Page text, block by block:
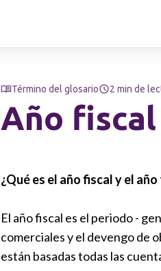
Término del glosario 2 min de
Año
¿Qué es el año fiscal y el
El año fiscal es el periodo -
comerciales y el devengo de
están basadas todas las